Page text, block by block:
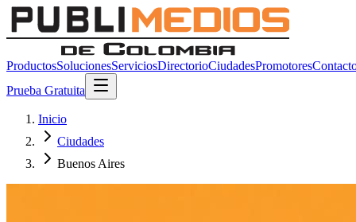
ProductosSolucionesServiciosDirectorioCiudadesPromotores
Prueba Gratuita
Inicio
Ciudades
Buenos Aires